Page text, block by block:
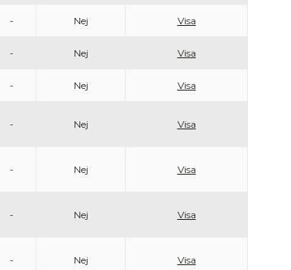
- Nej Visa
- Nej Visa
- Nej Visa
- Nej Visa
- Nej Visa
- Nej Visa
- Nej Visa